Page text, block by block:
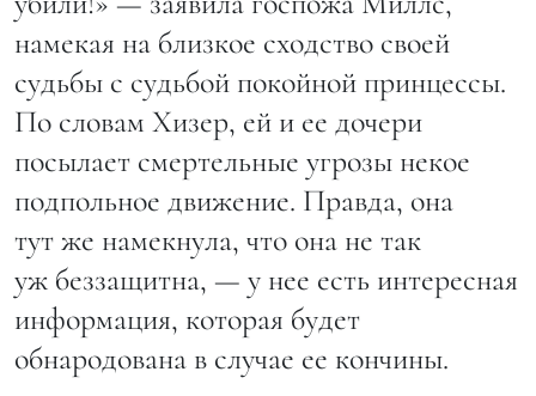
намекая на близкое сходство своей
судьбы с судьбой покойной принцессы.
По словам Хизер, ей и ее дочери
посылает смертельные угрозы некое
подпольное движение. Правда, она
тут же намекнула, что она не так
уж беззащитна, — у нее есть интересная
информация, которая будет
обнародована в случае ее кончины.